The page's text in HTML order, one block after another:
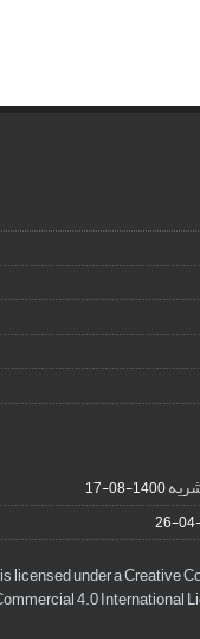
1400-08-17
licensed under a Creative
4.0 International